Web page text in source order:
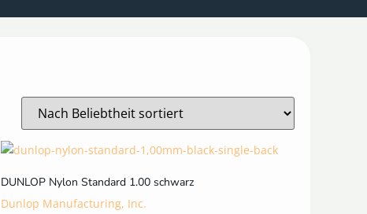
DUNLOP Nylon Standard 1.00 schwarz
Dunlop Manufacturing, Inc.